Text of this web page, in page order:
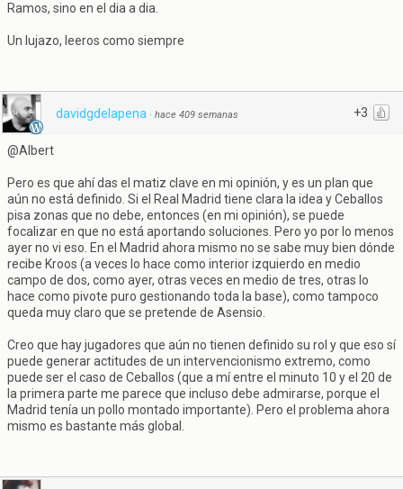
Ramos, sino en el dia a dia.
Un lujazo, leeros como siempre
+3
davidgdelapena · hace 409 semanas
@Albert
Pero es que ahí das el matiz clave en mi opinión, y es un plan que
aún no está definido. Si el Real Madrid tiene clara la idea y Ceballos
pisa zonas que no debe, entonces (en mi opinión), se puede
focalizar en que no está aportando soluciones. Pero yo por lo menos
ayer no vi eso. En el Madrid ahora mismo no se sabe muy bien dónde
recibe Kroos (a veces lo hace como interior izquierdo en medio
campo de dos, como ayer, otras veces en medio de tres, otras lo
hace como pivote puro gestionando toda la base), como tampoco
queda muy claro que se pretende de Asensio.
Creo que hay jugadores que aún no tienen definido su rol y que eso sí
puede generar actitudes de un intervencionismo extremo, como
puede ser el caso de Ceballos (que a mí entre el minuto 10 y el 20 de
la primera parte me parece que incluso debe admirarse, porque el
Madrid tenía un pollo montado importante). Pero el problema ahora
mismo es bastante más global.